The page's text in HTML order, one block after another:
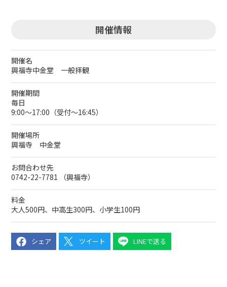
開催情報
開催名
興福寺中金堂 一般拝観
開催期間
毎日
9:00～17:00（受付～16:45）
開催場所
興福寺 中金堂
お問合わせ先
0742-22-7781 （興福寺）
料金
大人500円、中高生300円、小学生100円
シェア ツイート LINEで送る